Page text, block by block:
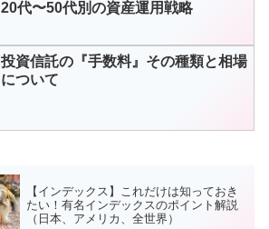
20代〜50代別の資産運用戦略
投資信託の『手数料』その種類と相場
について
【インデックス】これだけは知っておき
たい！有名インデックスのポイント解説
（日本、アメリカ、全世界）